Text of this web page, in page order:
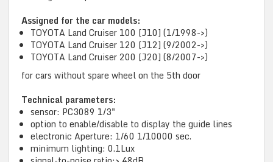
Assigned for the car models:
TOYOTA Land Cruiser 100 [J10] (1/1998->)
TOYOTA Land Cruiser 120 [J12] (9/2002->)
TOYOTA Land Cruiser 200 [J20] (8/2007->)
for cars without spare wheel on the 5th door
Technical parameters:
sensor: PC3089 1/3"
option to enable/disable to display the guide lines
electronic Aperture: 1/60 1/10000 sec.
minimum lighting: 0.1Lux